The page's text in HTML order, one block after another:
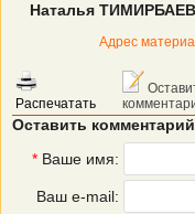
Наталья
Адрес
Распечатать
Оставить комментарий
* Ваше имя:
Ваш e-mail: